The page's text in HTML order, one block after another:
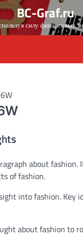
BC-Graf.ru
силу финансовых
about fashion.
of fashion.
into fashion. Key
about fashion to